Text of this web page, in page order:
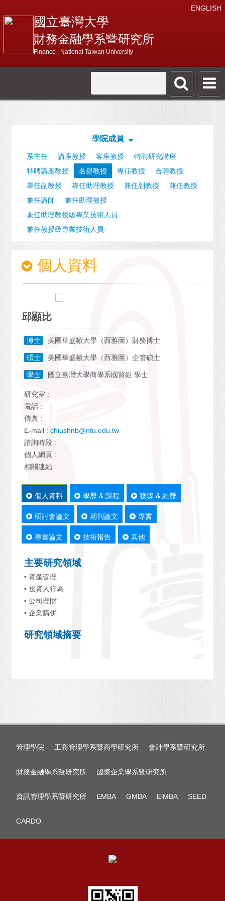
ENGLISH
國立臺灣大學
財務金融學系暨研究所
Finance , National Taiwan University
學院成員
系主任 講座教授 客座教授
特聘研究講座
特聘講座教授
名譽教授 專任教授
合聘教授
專任副教授
專任助理教授 兼任副教授
兼任教授
兼任講師
兼任助理教授
兼任助理教授級專業技術人員
兼任教授級專業技術人員
個人資料
邱顯比
博士 美國華盛頓大學（西雅圖）財務博士
碩士 美國華盛頓大學（西雅圖）企管碩士
學士 國立臺灣大學商學系國貿組 學士
研究室 :
電話 :
傳真 :
E-mail :chiushnb@ntu.edu.tw
諮詢時段 :
個人網頁 :
相關連結 :
個人資料 學歷 & 課程 獲獎 & 經歷
研討會論文 期刊論文 專書
專書論文 技術報告 其他
主要研究領域
• 資產管理
• 投資人行為
• 公司理財
• 企業購併
研究領域摘要
管理學院 工商管理學系暨商學研究所 會計學系暨研究所
財務金融學系暨研究所 國際企業學系暨研究所
資訊管理學系暨研究所 EMBA GMBA EiMBA SEED
CARDO